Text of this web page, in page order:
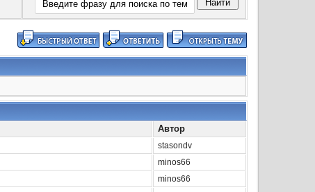
Автор
stasondv
minos66
minos66